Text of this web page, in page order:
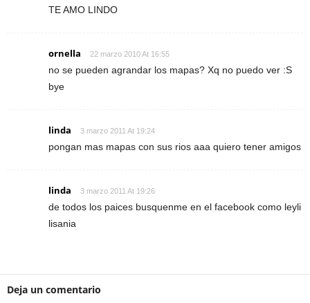
TE AMO LINDO
ornella 22 marzo 2010 At 16:55
no se pueden agrandar los mapas? Xq no puedo ver :S
bye
linda 3 marzo 2011 At 19:24
pongan mas mapas con sus rios aaa quiero tener amigos
linda 3 marzo 2011 At 19:26
de todos los paices busquenme en el facebook como leyli
lisania
Deja un comentario